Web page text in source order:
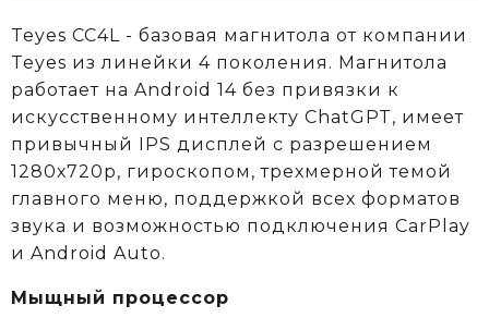
Teyes CC4L - базовая магнитола от компании
Teyes из линейки 4 поколения. Магнитола
работает на Android 14 без привязки к
искусственному интеллекту ChatGPT, имеет
привычный IPS дисплей с разрешением
1280х720р, гироскопом, трехмерной темой
главного меню, поддержкой всех форматов
звука и возможностью подключения CarPlay
и Android Auto.
Мыщный процессор